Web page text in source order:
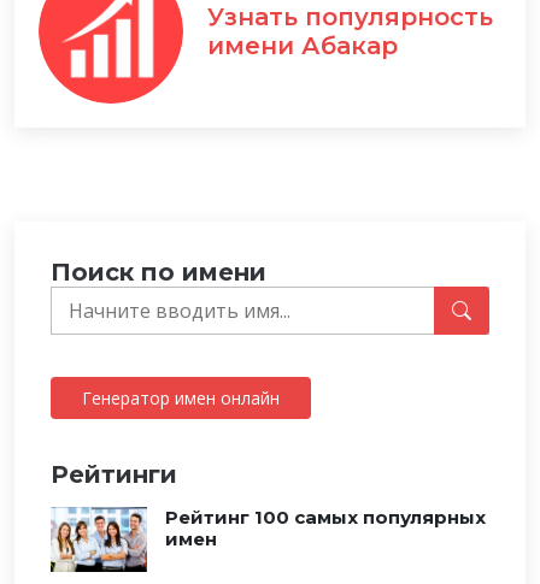
Узнать популярность
имени Абакар
Поиск по имени
Генератор имен онлайн
Рейтинги
Рейтинг 100 самых популярных
имен